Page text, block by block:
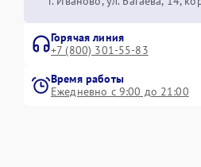
Горячая линия
+7 (800) 301-55-83
Время работы
Ежедневно с 9:00 до 21:00